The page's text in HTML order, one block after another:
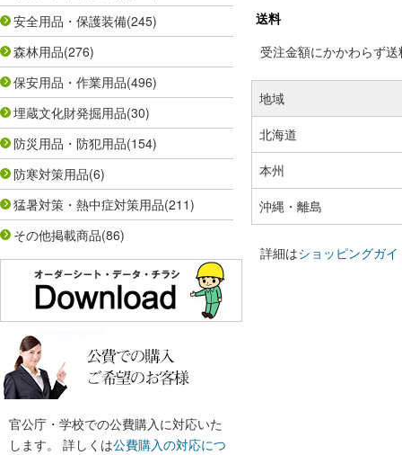
安全用品・保護装備(245)
森林用品(276)
保安用品・作業用品(496)
埋蔵文化財発掘用品(30)
防災用品・防犯用品(154)
防寒対策用品(6)
猛暑対策・熱中症対策用品(211)
その他掲載商品(86)
官公庁・学校での公費購入に対応いた
します。 詳しくは公費購入の対応につ
送料
受注金額にかかわらず
地域
北海道
本州
沖縄・離島
詳細はショッピングガイ